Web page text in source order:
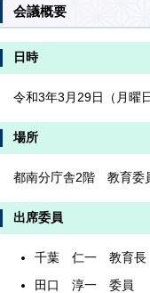
会議概要
日時
令和3年3月29日（月曜
場所
都南分庁舎2階 教育委
出席委員
千葉 仁一 教育長
田口 淳一 委員